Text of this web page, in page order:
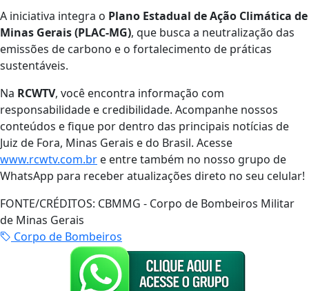
A iniciativa integra o Plano Estadual de Ação Climática de
Minas Gerais (PLAC-MG), que busca a neutralização das
emissões de carbono e o fortalecimento de práticas
sustentáveis.
Na RCWTV, você encontra informação com
responsabilidade e credibilidade. Acompanhe nossos
conteúdos e fique por dentro das principais notícias de
Juiz de Fora, Minas Gerais e do Brasil. Acesse
www.rcwtv.com.br e entre também no nosso grupo de
WhatsApp para receber atualizações direto no seu celular!
FONTE/CRÉDITOS: CBMMG - Corpo de Bombeiros Militar
de Minas Gerais
Corpo de Bombeiros